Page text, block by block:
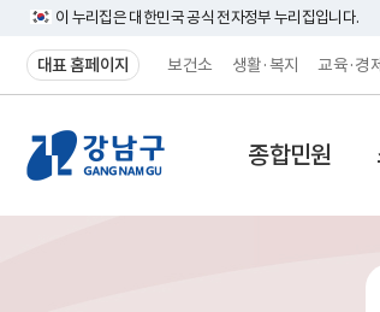
이 누리집은 대한민국 공식 전자정부 누리집입니다.
대표 홈페이지 보건소 생활·복지 교육·경
강
남
종합민원